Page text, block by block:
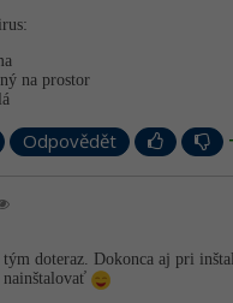
na prostor
Odpovědět
tým doteraz. Dokonca aj pri
nainštalovať